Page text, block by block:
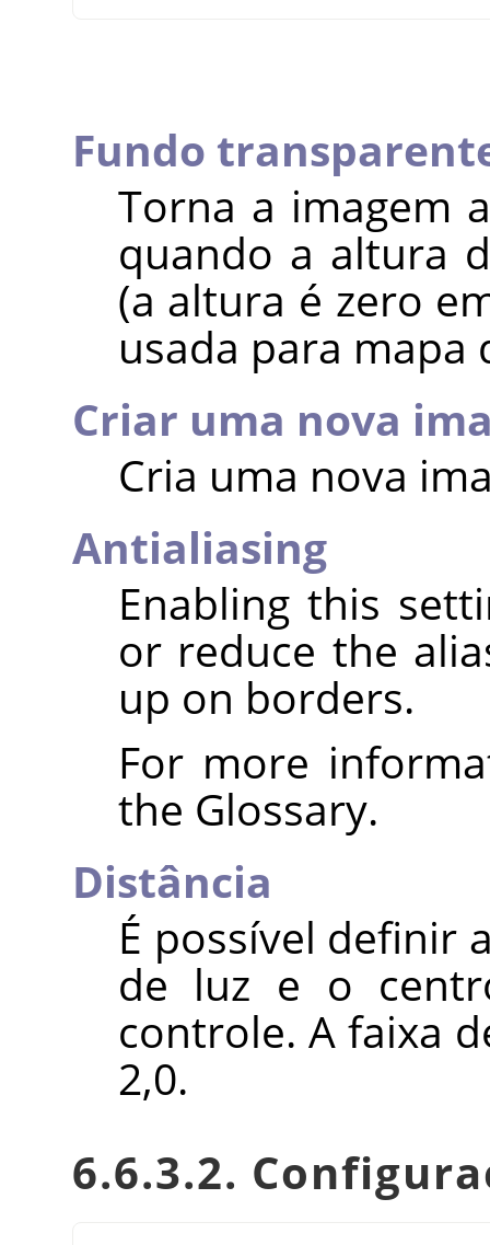
Fundo
Torna a imagem
quando a altura
(a altura é zero
usada para mapa
Criar uma nova
Cria uma nova
Antialiasing
Enabling this
or reduce the
up on borders.
For more
the Glossary.
Distância
É possível definir
de luz e o
controle. A faixa
2,0.
6.6.3.2.